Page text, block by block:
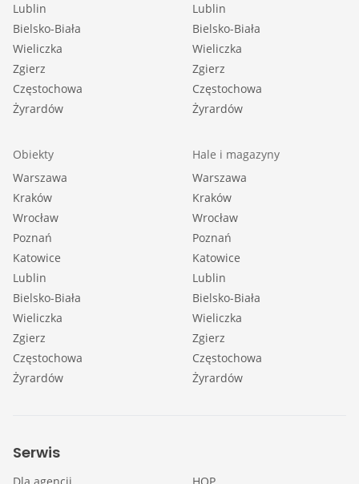
Lublin
Bielsko-Biała
Wieliczka
Zgierz
Częstochowa
Żyrardów
Lublin
Bielsko-Biała
Wieliczka
Zgierz
Częstochowa
Żyrardów
Obiekty
Warszawa
Kraków
Wrocław
Poznań
Katowice
Lublin
Bielsko-Biała
Wieliczka
Zgierz
Częstochowa
Żyrardów
Hale i magazyny
Warszawa
Kraków
Wrocław
Poznań
Katowice
Lublin
Bielsko-Biała
Wieliczka
Zgierz
Częstochowa
Żyrardów
Serwis